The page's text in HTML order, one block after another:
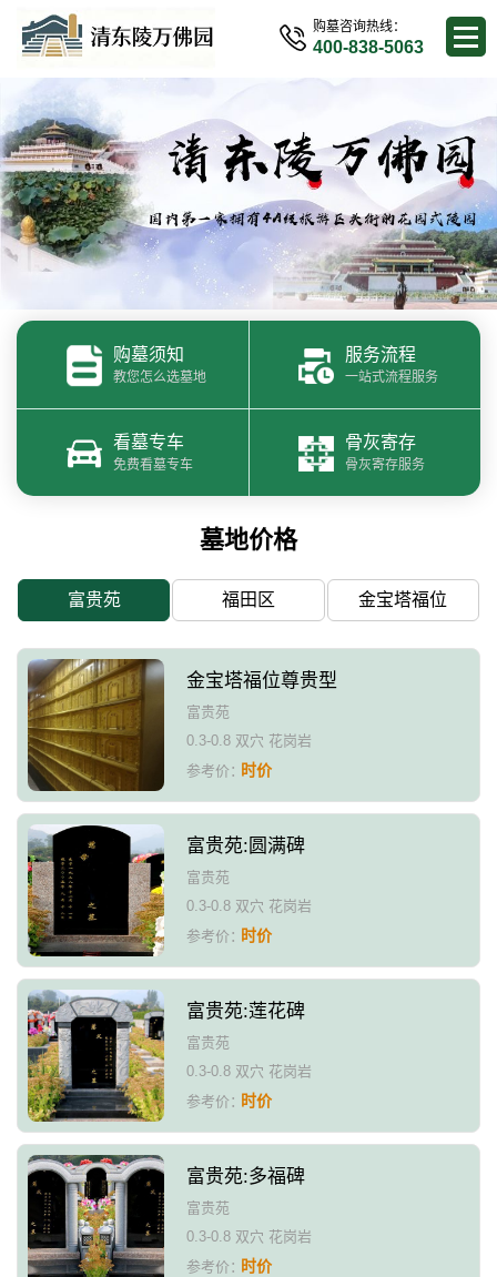
购墓咨询热线：
400-838-5063
购墓须知
教您怎么选墓地
服务流程
一站式流程服务
看墓专车
免费看墓专车
骨灰寄存
骨灰寄存服务
墓地价格
富贵苑 福田区 金宝塔福位
金宝塔福位尊贵型
富贵苑
0.3-0.8 双穴 花岗岩
参考价：时价
富贵苑:圆满碑
富贵苑
0.3-0.8 双穴 花岗岩
参考价：时价
富贵苑:莲花碑
富贵苑
0.3-0.8 双穴 花岗岩
参考价：时价
富贵苑:多福碑
富贵苑
0.3-0.8 双穴 花岗岩
参考价：时价